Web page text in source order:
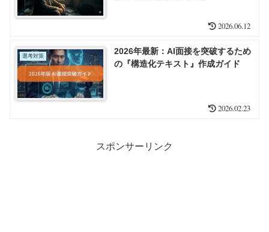
2026.06.12
選考対策
2026年最新：AI面接を突破するため
の『構造化テキスト』作成ガイド
2026.02.23
スポンサーリンク